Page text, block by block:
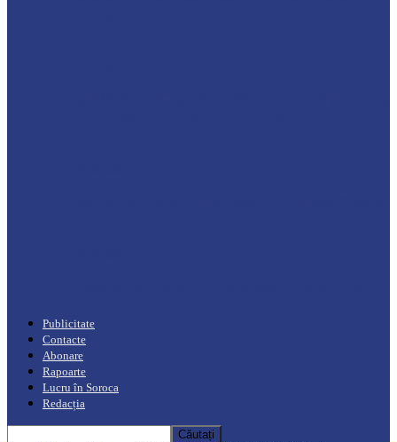
Publicitate
Contacte
Abonare
Rapoarte
Lucru în Soroca
Redacția